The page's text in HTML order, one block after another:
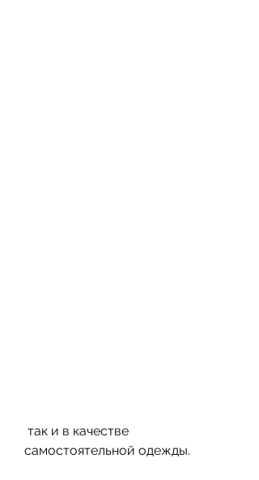
самостоятельной одежды.